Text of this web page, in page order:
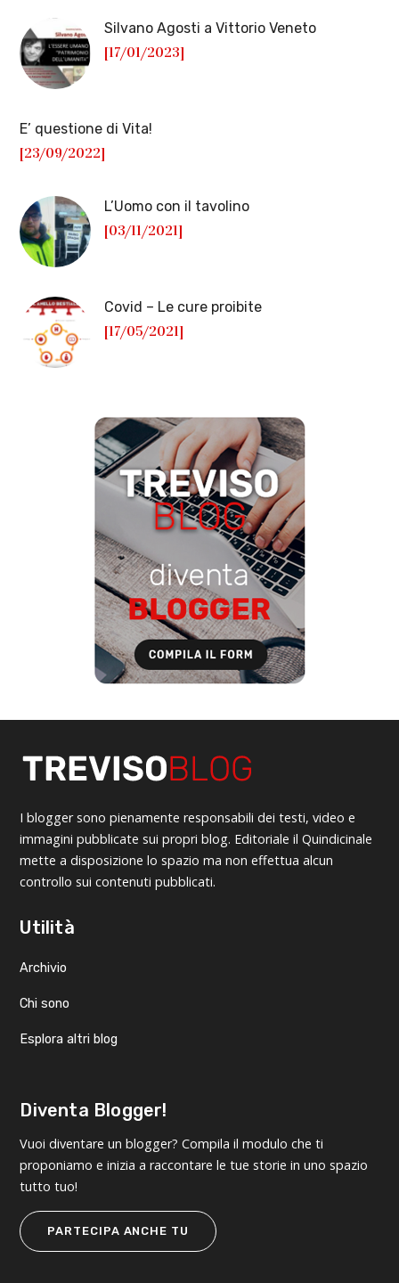
Silvano Agosti a Vittorio Veneto
[17/01/2023]
E’ questione di Vita!
[23/09/2022]
L’Uomo con il tavolino
[03/11/2021]
Covid – Le cure proibite
[17/05/2021]
I blogger sono pienamente responsabili dei testi, video e
immagini pubblicate sui propri blog. Editoriale il Quindicinale
mette a disposizione lo spazio ma non effettua alcun
controllo sui contenuti pubblicati.
Utilità
Archivio
Chi sono
Esplora altri blog
Diventa Blogger!
Vuoi diventare un blogger? Compila il modulo che ti
proponiamo e inizia a raccontare le tue storie in uno spazio
tutto tuo!
PARTECIPA ANCHE TU